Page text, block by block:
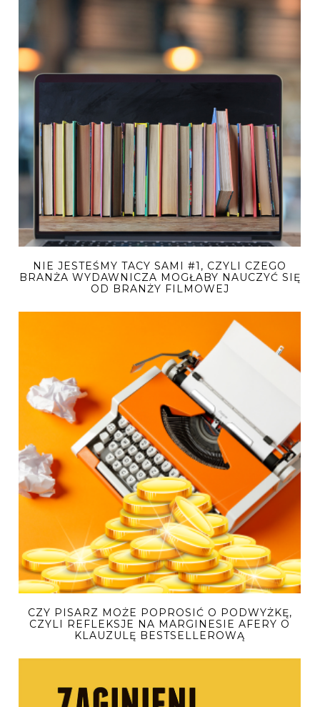
NIE JESTEŚMY TACY SAMI #1, CZYLI CZEGO
BRANŻA WYDAWNICZA MOGŁABY NAUCZYĆ SIĘ
OD BRANŻY FILMOWEJ
CZY PISARZ MOŻE POPROSIĆ O PODWYŻKĘ,
CZYLI REFLEKSJE NA MARGINESIE AFERY O
KLAUZULĘ BESTSELLEROWĄ